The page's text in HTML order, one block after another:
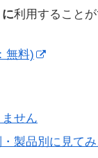
利用することが
無料)
せん
製品別に見てみ